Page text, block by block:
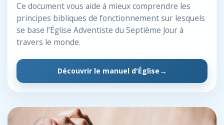
Ce document vous aide à mieux comprendre les
principes bibliques de fonctionnement sur lesquels
se base l’Église Adventiste du Septième Jour à
travers le monde.
Découvrir le manuel d'Église